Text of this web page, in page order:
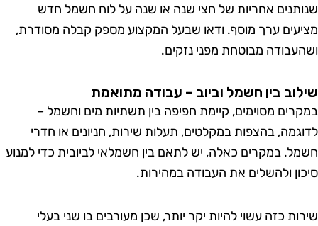
אחריות של חצי שנה או שנה על לוח חשמל חדש
ערך מוסף. ודאו שבעל המקצוע מספק קבלה מסודרת,
מבוטחת מפני נזקים.
בין חשמל וביוב – עבודה מתואמת
מסוימים, קיימת חפיפה בין תשתיות מים וחשמל –
בהצפות במקלטים, תעלות שירות, חניונים או חדרי
במקרים כאלה, יש לתאם בין חשמלאי לביובית כדי למנוע
ולהשלים את העבודה במהירות.
כזה עשוי להיות יקר יותר, שכן מעורבים בו שני בעלי